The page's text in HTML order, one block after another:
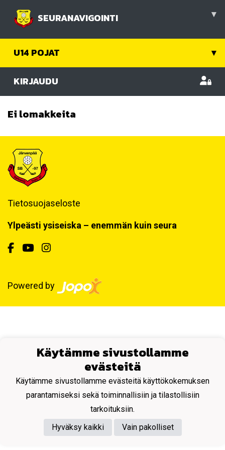
SEURANAVIGOINTI ▾
U14 POJAT ▾
KIRJAUDU
Ei lomakkeita
Tietosuojaseloste
Ylpeästi ysiseiska – enemmän kuin seura
Powered by
Käytämme sivustollamme
evästeitä
Käytämme sivustollamme evästeitä käyttökokemuksen
parantamiseksi sekä toiminnallisiin ja tilastollisiin
tarkoituksiin.
Hyväksy kaikki
Vain pakolliset